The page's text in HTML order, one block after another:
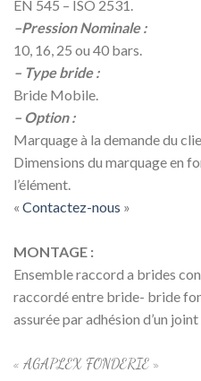
EN 545 – ISO 2531.
–Pression Nominale :
10, 16, 25 ou 40 bars.
– Type bride :
Bride Mobile.
– Option :
Marquage à la demande du
Dimensions du marquage en
l’élément.
« Contactez-nous »
MONTAGE :
Ensemble raccord a brides
raccordé entre bride- bride
assurée par adhésion d’un joint
« AGAPLEX FONDERIE »